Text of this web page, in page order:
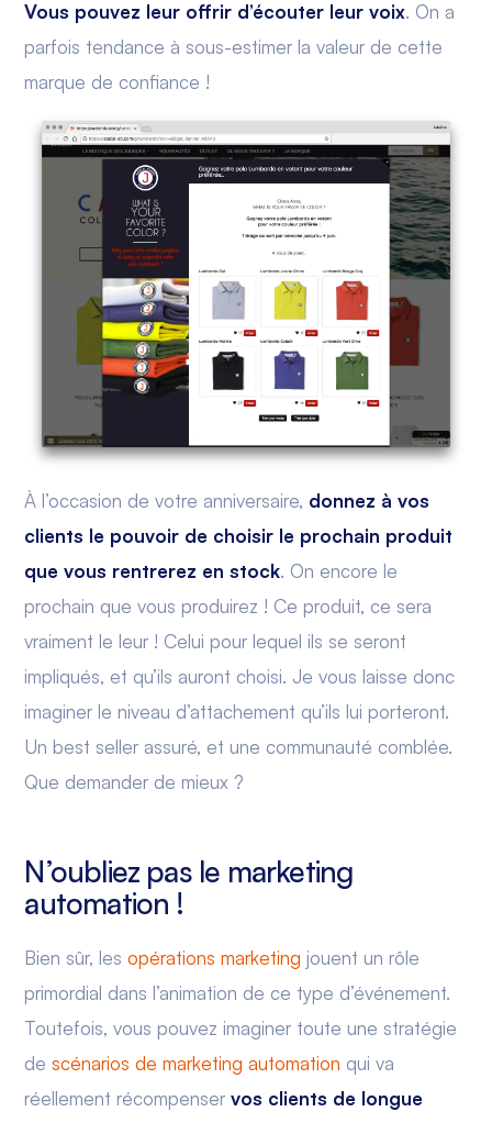
Vous pouvez leur offrir d’écouter leur voix. On a
parfois tendance à sous-estimer la valeur de cette
marque de confiance !
À l’occasion de votre anniversaire, donnez à vos
clients le pouvoir de choisir le prochain produit
que vous rentrerez en stock. On encore le
prochain que vous produirez ! Ce produit, ce sera
vraiment le leur ! Celui pour lequel ils se seront
impliqués, et qu’ils auront choisi. Je vous laisse donc
imaginer le niveau d’attachement qu’ils lui porteront.
Un best seller assuré, et une communauté comblée.
Que demander de mieux ?
N’oubliez pas le marketing
automation !
Bien sûr, lesopérations marketing jouent un rôle
primordial dans l’animation de ce type d’événement.
Toutefois, vous pouvez imaginer toute une stratégie
descénarios de marketing automation qui va
réellement récompenservos clients de longue